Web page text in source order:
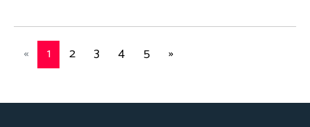
« 1 2 3 4 5 »